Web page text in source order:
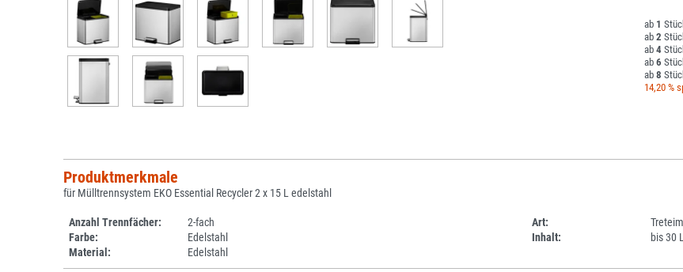
1
2
4
6
8
14,20 %
Produktmerkmale
für Mülltrennsystem EKO Essential Recycler 2 x 15 L edelstahl
Anzahl Trennfächer: 2-fach Art:
Farbe:
Edelstahl Inhalt:
bis 30 L
Material:
Edelstahl